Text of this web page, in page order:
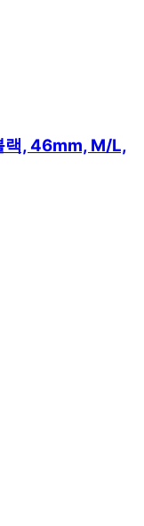
랙, 46mm, M/L,